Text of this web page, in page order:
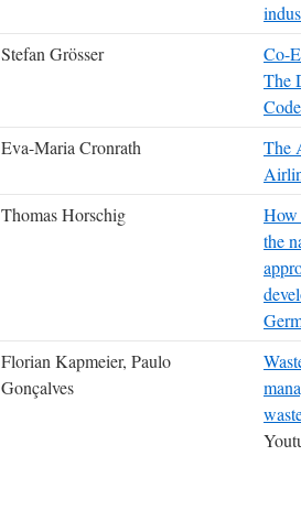
Stefan Grösser
Co-
The
Eva-Maria Cronrath
The
Thomas Horschig
How
the
Florian Kapmeier, Paulo
Gonçalves